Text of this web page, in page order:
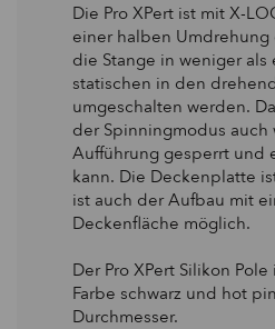
Die Pro XPert ist mit X-
einer halben Umdrehung
die Stange in weniger als
statischen in den
umgeschalten werden.
der Spinningmodus auch
Aufführung gesperrt und
kann. Die Deckenplatte
ist auch der Aufbau mit
Deckenfläche möglich.
Der Pro XPert Silikon
Farbe schwarz und hot
Durchmesser.